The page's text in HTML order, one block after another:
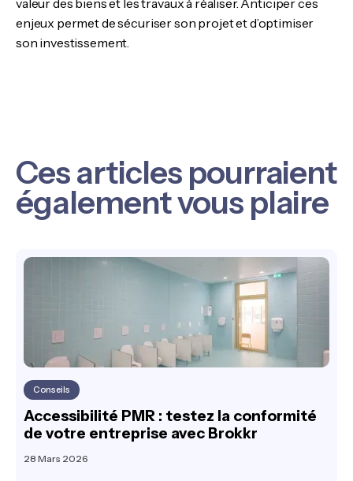
valeur des biens et les travaux à réaliser. Anticiper ces
enjeux permet de sécuriser son projet et d’optimiser
son investissement.
Ces articles pourraient
également vous plaire
Conseils
Accessibilité PMR : testez la conformité
de votre entreprise avec Brokkr
28 Mars 2026